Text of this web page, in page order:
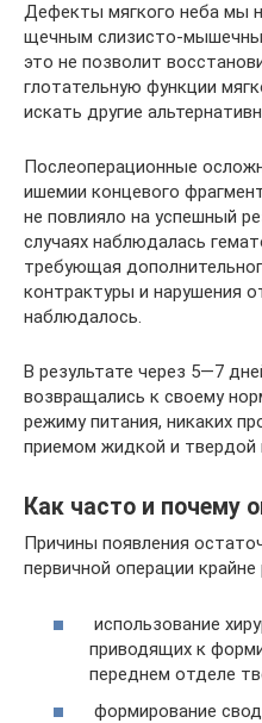
Дефекты мягкого неба мы
щечным слизисто-
это не позволит
глотательную функции
искать другие
Послеоперационные
ишемии концевого
не повлияло на успешный
случаях наблюдалась
требующая
контрактуры и нарушения
наблюдалось.
В результате через 5—7
возвращались к своему
режиму питания, никаких
приемом жидкой и
Как часто и почему
Причины появления
первичной операции
использование
приводящих к
переднем отделе
формирование